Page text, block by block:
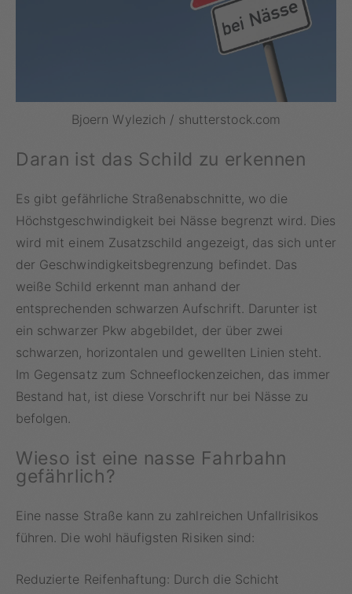
Bjoern Wylezich / shutterstock.com
Daran ist das Schild zu erkennen
Es gibt gefährliche Straßenabschnitte, wo die
Höchstgeschwindigkeit bei Nässe begrenzt wird. Dies
wird mit einem Zusatzschild angezeigt, das sich unter
der Geschwindigkeitsbegrenzung befindet. Das
weiße Schild erkennt man anhand der
entsprechenden schwarzen Aufschrift. Darunter ist
ein schwarzer Pkw abgebildet, der über zwei
schwarzen, horizontalen und gewellten Linien steht.
Im Gegensatz zum Schneeflockenzeichen, das immer
Bestand hat, ist diese Vorschrift nur bei Nässe zu
befolgen.
Wieso ist eine nasse Fahrbahn
gefährlich?
Eine nasse Straße kann zu zahlreichen Unfallrisikos
führen. Die wohl häufigsten Risiken sind:
Reduzierte Reifenhaftung: Durch die Schicht